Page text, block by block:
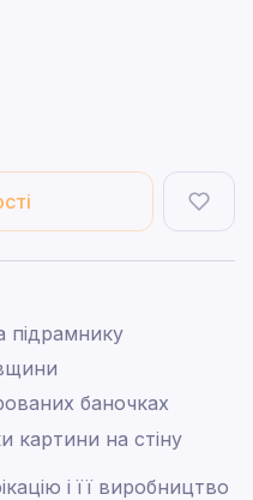
підрамнику
баночках
картини на стіну
і її виробництво